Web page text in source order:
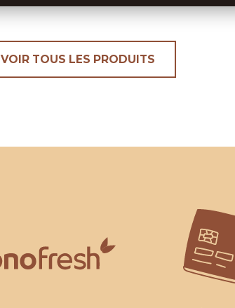
VOIR TOUS LES PRODUITS